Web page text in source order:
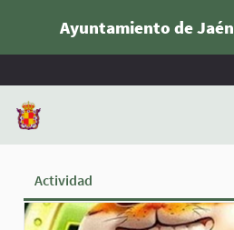
Ayuntamiento de Jaén
Actividad
Insignias